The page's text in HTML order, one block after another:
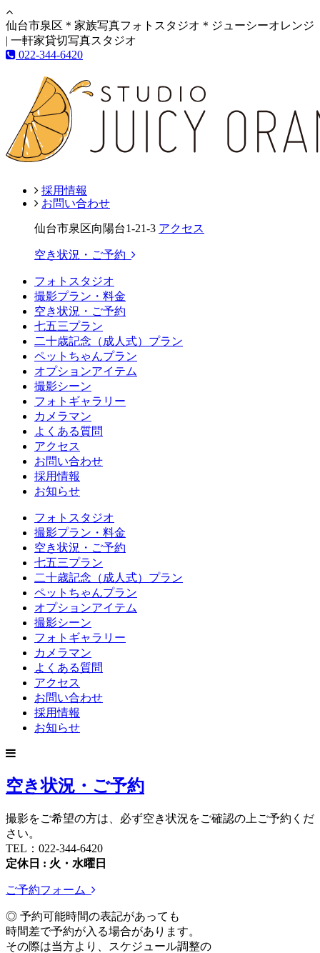
仙台市泉区＊家族写真フォトスタジオ＊ジューシーオレンジ
| 一軒家貸切写真スタジオ
022-344-6420
採用情報
お問い合わせ
仙台市泉区向陽台1-21-3 アクセス
空き状況・ご予約
フォトスタジオ
撮影プラン・料金
空き状況・ご予約
七五三プラン
二十歳記念（成人式）プラン
ペットちゃんプラン
オプションアイテム
撮影シーン
フォトギャラリー
カメラマン
よくある質問
アクセス
お問い合わせ
採用情報
お知らせ
フォトスタジオ
撮影プラン・料金
空き状況・ご予約
七五三プラン
二十歳記念（成人式）プラン
ペットちゃんプラン
オプションアイテム
撮影シーン
フォトギャラリー
カメラマン
よくある質問
アクセス
お問い合わせ
採用情報
お知らせ
空き状況・ご予約
撮影をご希望の方は、必ず空き状況をご確認の上ご予約くだ
さい。
TEL：022-344-6420
定休日 : 火・水曜日
ご予約フォーム
◎ 予約可能時間の表記があっても
時間差で予約が入る場合があります。
その際は当方より、スケジュール調整の